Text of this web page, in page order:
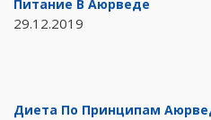
Питание В Аюрведе
29.12.2019
Диета По Принципам